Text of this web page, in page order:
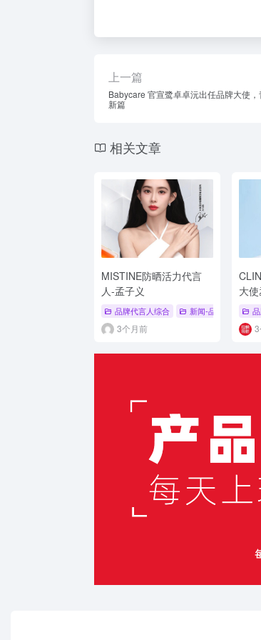
上一篇
Babycare 官宣鹭卓卓沅出任品牌大使
新篇
相关文章
MISTINE防晒活力代言
人-孟子义
品牌代言人综合 新闻-品牌代言人
3个月前
大